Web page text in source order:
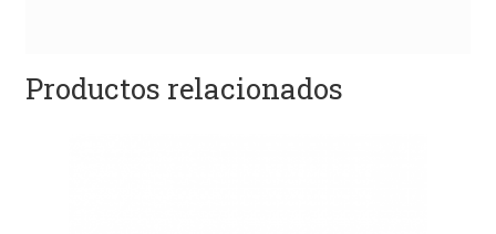
Productos relacionados